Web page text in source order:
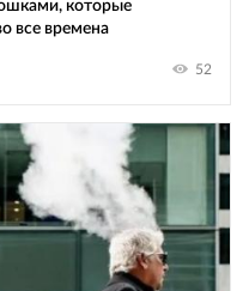
которые
все времена
52